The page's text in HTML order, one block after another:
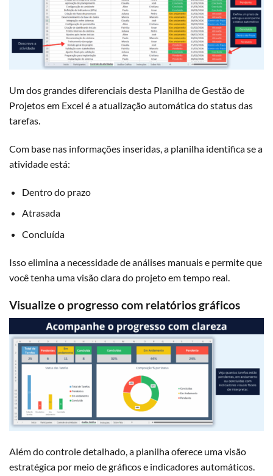
Um dos grandes diferenciais desta Planilha de Gestão de
Projetos em Excel é a atualização automática do status das
tarefas.
Com base nas informações inseridas, a planilha identifica se a
atividade está:
Dentro do prazo
Atrasada
Concluída
Isso elimina a necessidade de análises manuais e permite que
você tenha uma visão clara do projeto em tempo real.
Visualize o progresso com relatórios gráficos
Além do controle detalhado, a planilha oferece uma visão
estratégica por meio de gráficos e indicadores automáticos.